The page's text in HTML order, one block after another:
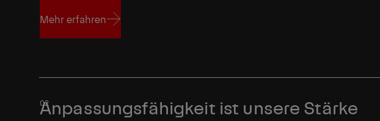
Mehr erfahren
Anpassungsfähigkeit ist unsere Stärke